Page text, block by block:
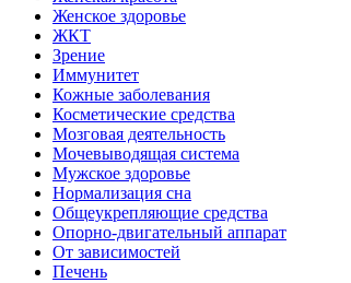
Женское здоровье
ЖКТ
Зрение
Иммунитет
Кожные заболевания
Косметические средства
Мозговая деятельность
Мочевыводящая система
Мужское здоровье
Нормализация сна
Общеукрепляющие средства
Опорно-двигательный аппарат
От зависимостей
Печень